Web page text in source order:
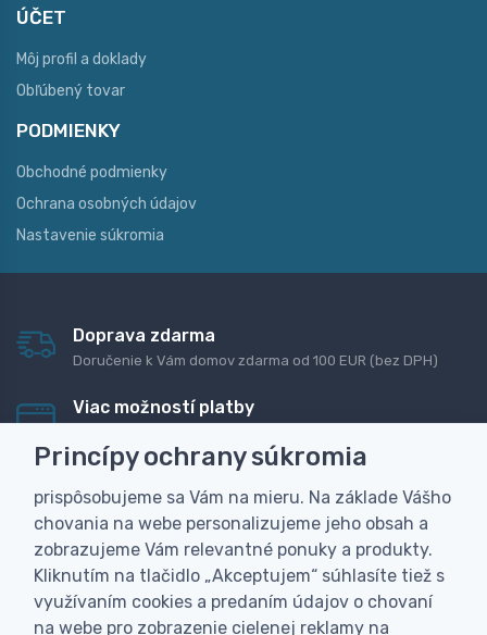
ÚČET
Môj profil a doklady
Obľúbený tovar
PODMIENKY
Obchodné podmienky
Ochrana osobných údajov
Nastavenie súkromia
Doprava zdarma
Doručenie k Vám domov zdarma od 100 EUR (bez DPH)
Viac možností platby
dobierku
Personalizácia
Vyrobíme Vám vlastný originálny darček
Skúsenosť
Široký sortiment, z ktorého Vám pomôžeme vybrať
Princípy ochrany súkromia
prispôsobujeme sa Vám na mieru. Na základe Vášho
chovania na webe personalizujeme jeho obsah a
zobrazujeme Vám relevantné ponuky a produkty.
Kliknutím na tlačidlo „Akceptujem“ súhlasíte tiež s
využívaním cookies a predaním údajov o chovaní
na webe pro zobrazenie cielenej reklamy na